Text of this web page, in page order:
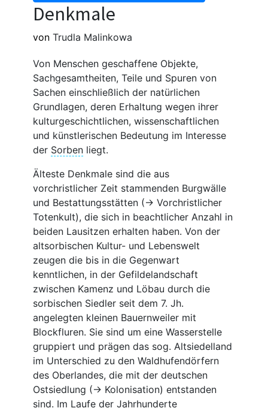
Denkmale